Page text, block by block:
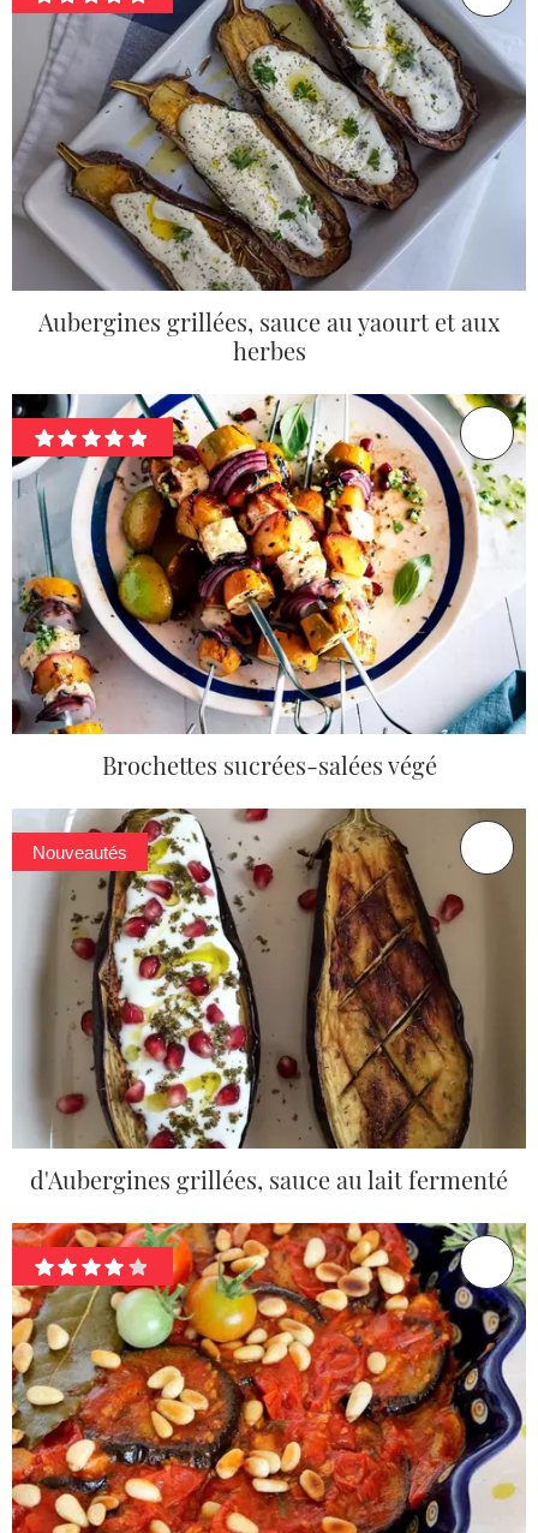
Aubergines grillées, sauce au yaourt et aux
herbes
Brochettes sucrées-salées végé
Nouveautés
d'Aubergines grillées, sauce au lait fermenté